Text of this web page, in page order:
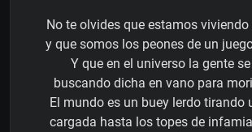
No te olvides que estamos
y que somos los peones de un
Y que en el universo la gente
buscando dicha en vano para
El mundo es un buey lerdo tirando
cargada hasta los topes de